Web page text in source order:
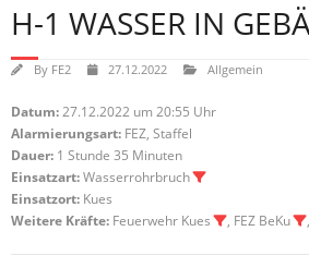
H-1 WASSER IN
By FE2 27.12.2022 Allgemein
Datum:27.12.2022 um 20:55 Uhr
Alarmierungsart: FEZ, Staffel
Dauer: 1 Stunde 35 Minuten
Einsatzart:Wasserrohrbruch
Einsatzort: Kues
Weitere Kräfte: Feuerwehr Kues , FEZ BeKu